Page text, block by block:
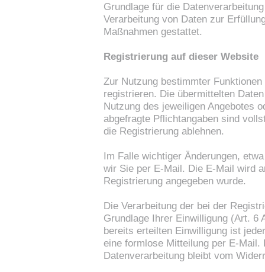
Grundlage für die
Verarbeitung von Daten zur
Maßnahmen gestattet.
Registrierung auf dieser Website
Zur Nutzung bestimmter
registrieren. Die übermittelten
Nutzung des jeweiligen Angebotes
abgefragte Pflichtangaben sind
die Registrierung ablehnen.
Im Falle wichtiger Änderungen,
wir Sie per E-Mail. Die E-Mail wird
Registrierung angegeben wurde.
Die Verarbeitung der bei der
Grundlage Ihrer Einwilligung (Art.
bereits erteilten Einwilligung ist
eine formlose Mitteilung per E-
Datenverarbeitung bleibt vom